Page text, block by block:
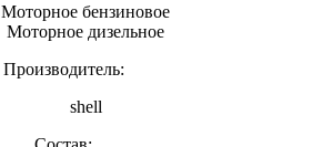
Моторное бензиновое
Моторное дизельное
Производитель:
shell